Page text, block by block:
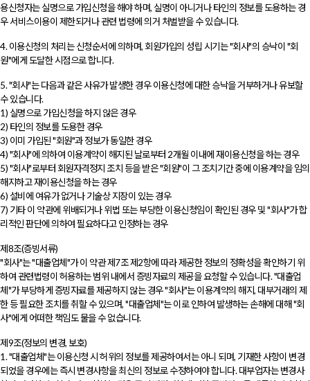
용신청자는 실명으로 가입신청을 해야 하며, 실명이 아니거나 타인의 정보를 도용하는 경
우 서비스이용이 제한되거나 관련 법령에 의거 처벌받을 수 있습니다.
4. 이용신청의 처리는 신청순서에 의하며, 회원가입의 성립 시기는 "회사"의 승낙이 "회
원"에게 도달한 시점으로 합니다.
5. "회사"는 다음과 같은 사유가 발생한 경우 이용신청에 대한 승낙을 거부하거나 유보할
수 있습니다.
1) 실명으로 가입신청을 하지 않은 경우
2) 타인의 정보를 도용한 경우
3) 이미 가입된 "회원"과 정보가 동일한 경우
4) "회사"에 의하여 이용계약이 해지된 날로부터 2개월 이내에 재이용신청을 하는 경우
5) "회사"로부터 회원자격정지 조치 등을 받은 "회원"이 그 조치기간 중에 이용계약을 임의
해지하고 재이용신청을 하는 경우
6) 설비에 여유가 없거나 기술상 지장이 있는 경우
7) 기타 이 약관에 위배되거나 위법 또는 부당한 이용신청임이 확인된 경우 및 "회사"가 합
리적인 판단에 의하여 필요하다고 인정하는 경우
제8조(증빙서류)
"회사"는 "대출업체"가 이 약관 제7조 제2항에 따라 제공한 정보의 정확성을 확인하기 위
하여 관련법령이 허용하는 범위 내에서 증빙자료의 제공을 요청할 수 있습니다. "대출업
체"가 부당하게 증빙자료를 제공하지 않는 경우 "회사"는 이용계약의 해지, 대부거래의 제
한 등 필요한 조치를 취할 수 있으며, "대출업체"는 이로 인하여 발생하는 손해에 대해 "회
사"에게 어떠한 책임도 물을 수 없습니다.
제9조(정보의 변경, 보호)
1. "대출업체"는 이용신청 시 허위의 정보를 제공하여서는 아니 되며, 기재한 사항이 변경
되었을 경우에는 즉시 변경사항을 최신의 정보로 수정하여야 합니다. 대부업자는 변경사